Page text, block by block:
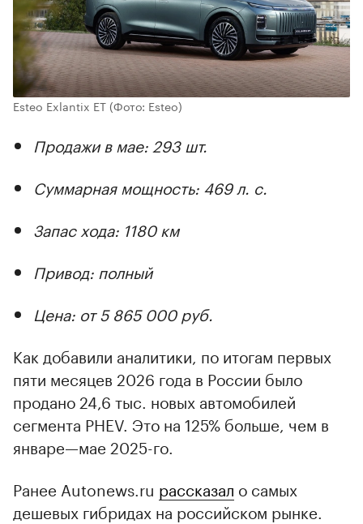
Esteo Exlantix ET(Фото: Esteo)
Продажи в мае: 293 шт.
Суммарная мощность: 469 л. с.
Запас хода: 1180 км
Привод: полный
Цена: от 5 865 000 руб.
Как добавили аналитики, по итогам первых
пяти месяцев 2026 года в России было
продано 24,6 тыс. новых автомобилей
сегмента PHEV. Это на 125% больше, чем в
январе—мае 2025-го.
Ранее Autonews.ru рассказал о самых
дешевых гибридах на российском рынке.